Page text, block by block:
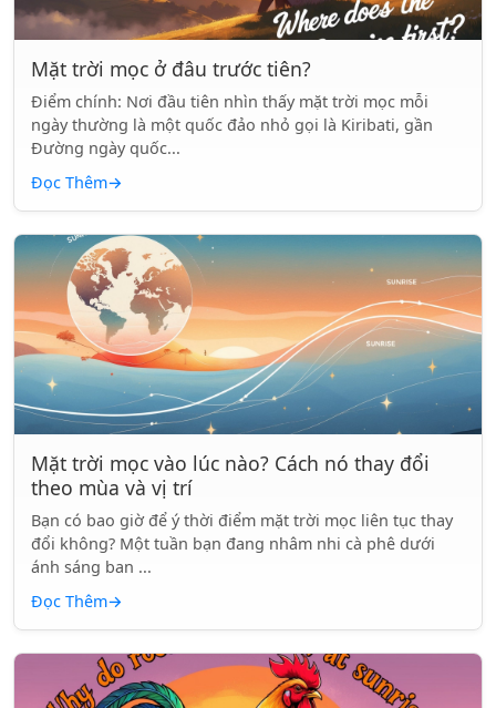
Mặt trời mọc ở đâu trước tiên?
Điểm chính: Nơi đầu tiên nhìn thấy mặt trời mọc mỗi
ngày thường là một quốc đảo nhỏ gọi là Kiribati, gần
Đường ngày quốc...
Đọc Thêm→
Mặt trời mọc vào lúc nào? Cách nó thay đổi
theo mùa và vị trí
Bạn có bao giờ để ý thời điểm mặt trời mọc liên tục thay
đổi không? Một tuần bạn đang nhâm nhi cà phê dưới
ánh sáng ban ...
Đọc Thêm→